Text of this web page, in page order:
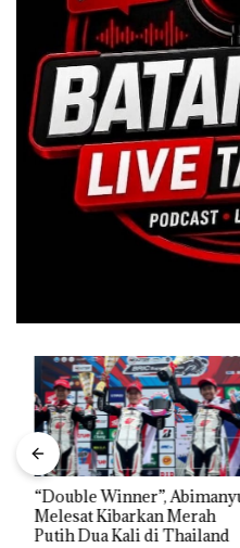
“Double Winner”, Abimanyu
Melesat Kibarkan Merah
Putih Dua Kali di Thailand